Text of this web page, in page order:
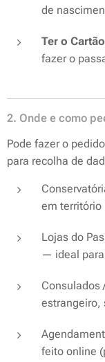
de
Ter o
fazer o
2. Onde e como
Pode fazer o
para recolha de
em território
Lojas do
— ideal
Consulados
estrangeiro,
feito online